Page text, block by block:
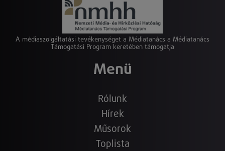
A médiaszolgáltatási tevékenységet a Médiatanács a Médiatanács
Támogatási Program keretében támogatja
Menü
Rólunk
Hírek
Műsorok
Toplista